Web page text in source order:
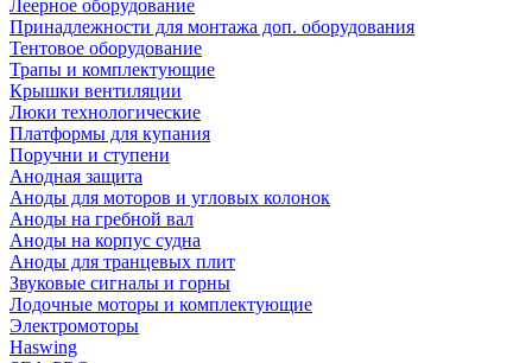
Леерное оборудование
Принадлежности для монтажа доп. оборудования
Тентовое оборудование
Трапы и комплектующие
Крышки вентиляции
Люки технологические
Платформы для купания
Поручни и ступени
Анодная защита
Аноды для моторов и угловых колонок
Аноды на гребной вал
Аноды на корпус судна
Аноды для транцевых плит
Звуковые сигналы и горны
Лодочные моторы и комплектующие
Электромоторы
Haswing